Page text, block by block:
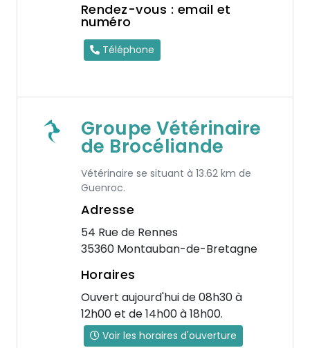
Rendez-vous : email et
numéro
Téléphone
Groupe Vétérinaire
de Brocéliande
Vétérinaire se situant à 13.62 km de
Guenroc.
Adresse
54 Rue de Rennes
35360 Montauban-de-Bretagne
Horaires
Ouvert aujourd'hui de 08h30 à
12h00 et de 14h00 à 18h00.
Voir les horaires d'ouverture